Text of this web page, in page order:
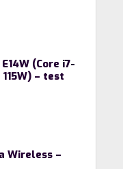
(Core i7-
– test
Wireless –